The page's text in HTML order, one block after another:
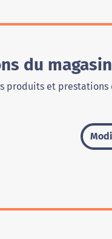
du
produits et